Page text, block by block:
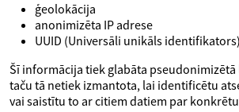
ģeolokācija
anonimizēta IP adrese
UUID (Universāli unikāls
Šī informācija tiek glabāta
taču tā netiek izmantota, lai identificētu
vai saistītu to ar citiem datiem par